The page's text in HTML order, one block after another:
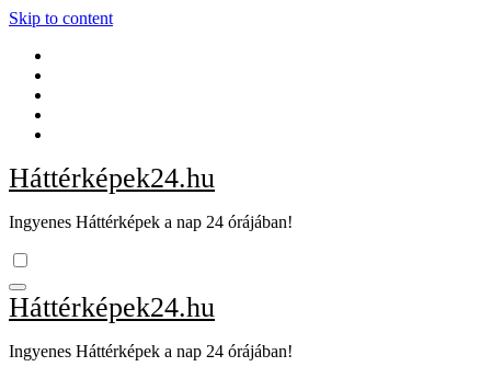
Skip to content
Háttérképek24.hu
Ingyenes Háttérképek a nap 24 órájában!
Háttérképek24.hu
Ingyenes Háttérképek a nap 24 órájában!